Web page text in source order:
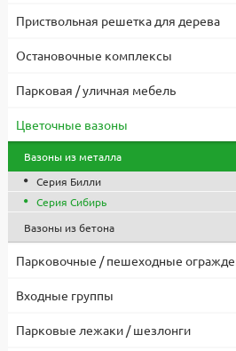
складах и сроках доставки
телефону8-495-119-74-96, или
обусловлена собственным
Все изделия проходят контроль
сертифицированные
1 год.
Приствольная решетка для дерева
Остановочные комплексы
Парковая / уличная мебель
Цветочные вазоны
Вазоны из металла
Серия Билли
Серия Сибирь
Вазоны из бетона
Парковочные / пешеходные
Входные группы
Парковые лежаки / шезлонги